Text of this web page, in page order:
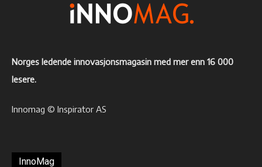
Norges ledende innovasjonsmagasin med mer enn 16 000
lesere.
Innomag © Inspirator AS
InnoMag